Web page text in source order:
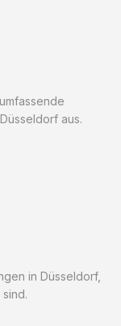
aus.
in Düsseldorf,